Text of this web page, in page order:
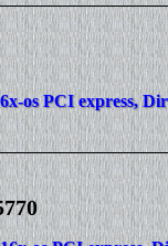
os PCI express,